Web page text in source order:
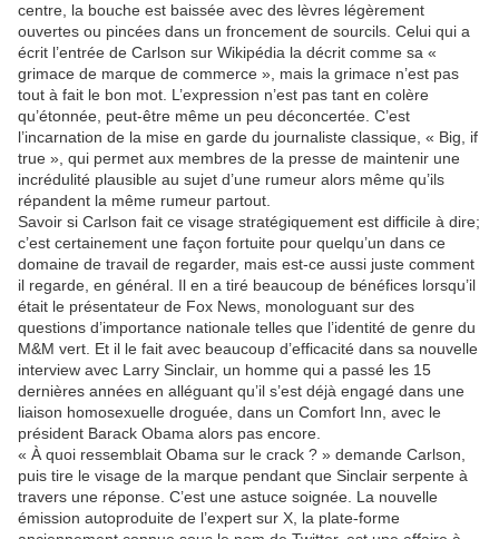
centre, la bouche est baissée avec des lèvres légèrement
ouvertes ou pincées dans un froncement de sourcils. Celui qui a
écrit l’entrée de Carlson sur Wikipédia la décrit comme sa «
grimace de marque de commerce », mais la grimace n’est pas
tout à fait le bon mot. L’expression n’est pas tant en colère
qu’étonnée, peut-être même un peu déconcertée. C’est
l’incarnation de la mise en garde du journaliste classique, « Big, if
true », qui permet aux membres de la presse de maintenir une
incrédulité plausible au sujet d’une rumeur alors même qu’ils
répandent la même rumeur partout.
Savoir si Carlson fait ce visage stratégiquement est difficile à dire;
c’est certainement une façon fortuite pour quelqu’un dans ce
domaine de travail de regarder, mais est-ce aussi juste comment
il regarde, en général. Il en a tiré beaucoup de bénéfices lorsqu’il
était le présentateur de Fox News, monologuant sur des
questions d’importance nationale telles que l’identité de genre du
M&M vert. Et il le fait avec beaucoup d’efficacité dans sa nouvelle
interview avec Larry Sinclair, un homme qui a passé les 15
dernières années en alléguant qu’il s’est déjà engagé dans une
liaison homosexuelle droguée, dans un Comfort Inn, avec le
président Barack Obama alors pas encore.
« À quoi ressemblait Obama sur le crack ? » demande Carlson,
puis tire le visage de la marque pendant que Sinclair serpente à
travers une réponse. C’est une astuce soignée. La nouvelle
émission autoproduite de l’expert sur X, la plate-forme